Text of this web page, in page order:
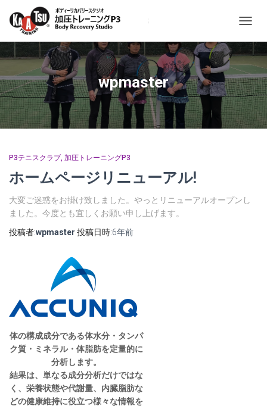
ビ
ゲ
ー
シ
ョ
ン
を
切
wpmaster
P3テニスクラブ 加圧トレーニングP3
ホームページリニューアル!
大変ご迷惑をお掛け致しました。やっとリニューアルオープンし
ました。今度とも宜しくお願い申し上げます。
投稿者:wpmaster 投稿日時:6年前
体の構成成分である体水分・タンパ
ク質・ミネラル・体脂肪を定量的に
分析します。
結果は、単なる成分分析だけではな
く、栄養状態や代謝量、内臓脂肪な
どの健康維持に役立つ様々な情報を